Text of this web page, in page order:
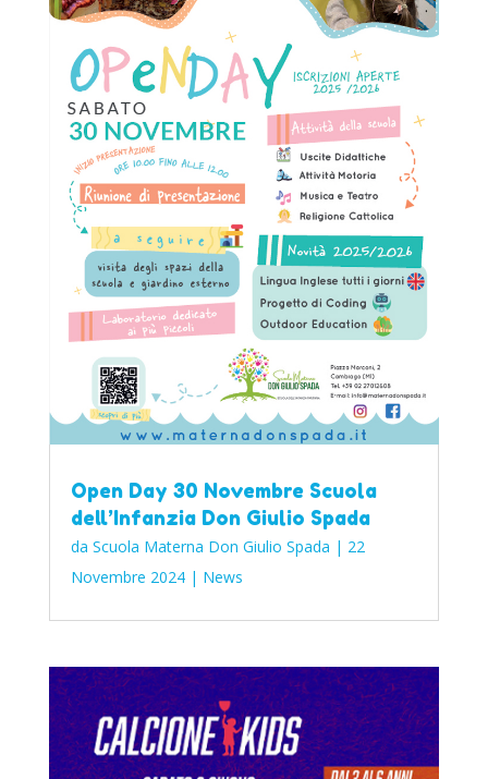
Open Day 30 Novembre Scuola
dell’Infanzia Don Giulio Spada
da Scuola Materna Don Giulio Spada | 22
Novembre 2024| News